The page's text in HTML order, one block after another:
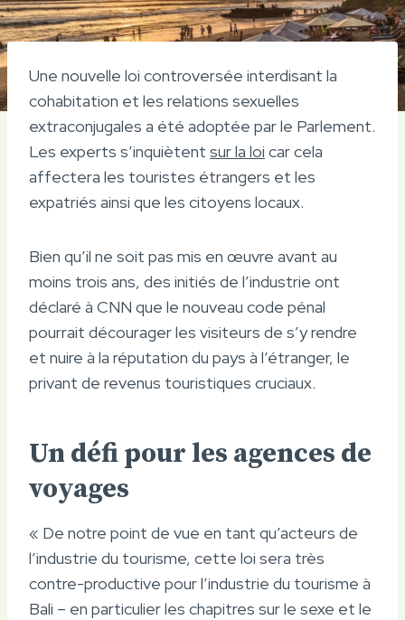
Une nouvelle loi controversée interdisant la
cohabitation et les relations sexuelles
extraconjugales a été adoptée par le Parlement.
Les experts s’inquiètent sur la loi car cela
affectera les touristes étrangers et les
expatriés ainsi que les citoyens locaux.
Bien qu’il ne soit pas mis en œuvre avant au
moins trois ans, des initiés de l’industrie ont
déclaré à CNN que le nouveau code pénal
pourrait décourager les visiteurs de s’y rendre
et nuire à la réputation du pays à l’étranger, le
privant de revenus touristiques cruciaux.
Un défi pour les agences de
voyages
« De notre point de vue en tant qu’acteurs de
l’industrie du tourisme, cette loi sera très
contre-productive pour l’industrie du tourisme à
Bali – en particulier les chapitres sur le sexe et le